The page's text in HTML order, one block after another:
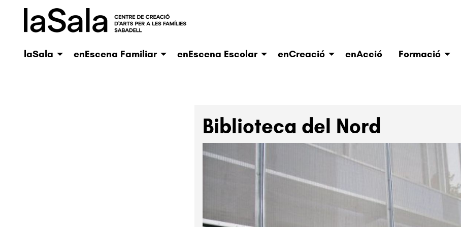
laSala enEscena Familiar enEscena Escolar enCreació enAcció Formació
Biblioteca del Nord